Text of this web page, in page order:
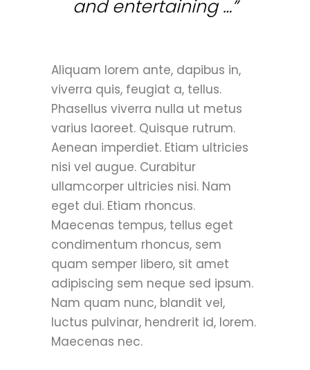
and entertaining …”
Aliquam lorem ante, dapibus in,
viverra quis, feugiat a, tellus.
Phasellus viverra nulla ut metus
varius laoreet. Quisque rutrum.
Aenean imperdiet. Etiam ultricies
nisi vel augue. Curabitur
ullamcorper ultricies nisi. Nam
eget dui. Etiam rhoncus.
Maecenas tempus, tellus eget
condimentum rhoncus, sem
quam semper libero, sit amet
adipiscing sem neque sed ipsum.
Nam quam nunc, blandit vel,
luctus pulvinar, hendrerit id, lorem.
Maecenas nec.